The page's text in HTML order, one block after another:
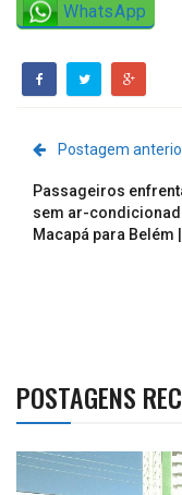
WhatsApp
Postagem
Passageiros
sem ar-
Macapá para Belém
POSTAGENS